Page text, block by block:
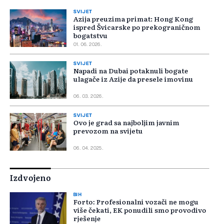
SVIJET
Azija preuzima primat: Hong Kong
ispred Švicarske po prekograničnom
bogatstvu
01. 06. 2026.
SVIJET
Napadi na Dubai potaknuli bogate
ulagače iz Azije da presele imovinu
06. 03. 2026.
SVIJET
Ovo je grad sa najboljim javnim
prevozom na svijetu
06. 04. 2025.
Izdvojeno
BIH
Forto: Profesionalni vozači ne mogu
više čekati, EK ponudili smo provodivo
rješenje